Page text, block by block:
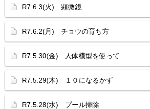
R7.6.3(火) 顕微鏡
R7.6.2(月) チョウの育ち方
R7.5.30(金) 人体模型を使って
R7.5.29(木) １０になるかず
R7.5.28(水) プール掃除